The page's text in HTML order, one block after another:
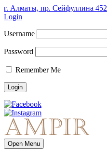
г. Алматы, пр. Сейфуллина 452
Login
Username
Password
Remember Me
Open Menu